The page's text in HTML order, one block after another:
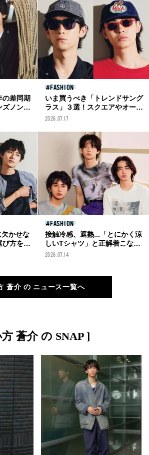
の差同期
ズノン
を熱く
FASHION
いま買うべき「トレンドサング
ラス」３選！スクエアやオーバ
ルの定番デザインに流行りのス
2026.07.17
欠かせな
び方を正
FASHION
接触冷感、遮熱...「とにかく涼
しいTシャツ」と正解着こなし
３選！１万円以下の機能名品
2026.07.14
蒼介 の ニュース一覧へ
蒼介 の SNAP ]